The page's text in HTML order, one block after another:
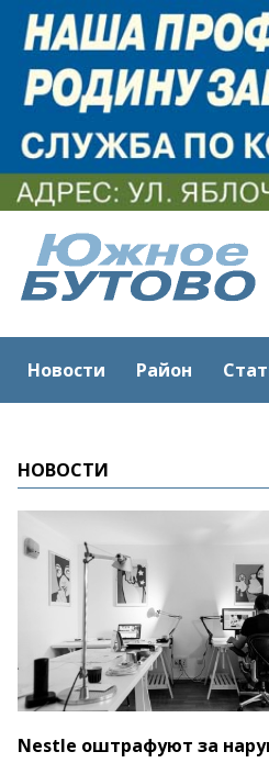
Новости Район
НОВОСТИ
Nestle оштрафуют за